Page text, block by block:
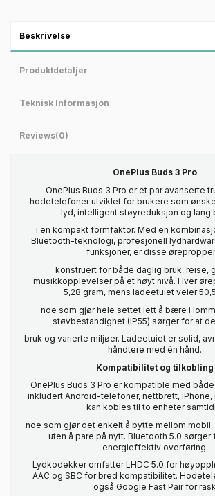
Beskrivelse
Produktdetaljer
Teknisk Informasjon
Reviews(0)
OnePlus Buds 3 Pro
OnePlus Buds 3 Pro er et par avanserte
hodetelefoner utviklet for brukere som
lyd, intelligent støyreduksjon og lang
i en kompakt formfaktor. Med en
Bluetooth-teknologi, profesjonell
funksjoner, er disse
konstruert for både daglig bruk, reise,
musikkopplevelser på et høyt nivå. Hver
5,28 gram, mens ladeetuiet veier
noe som gjør hele settet lett å bære i
støvbestandighet (IP55) sørger for at
bruk og varierte miljøer. Ladeetuiet er solid,
håndtere med én hånd.
Kompatibilitet og tilkobling
OnePlus Buds 3 Pro er kompatible med
inkludert Android-telefoner, nettbrett, iPhone,
kan kobles til to enheter
noe som gjør det enkelt å bytte mellom mobil,
uten å pare på nytt. Bluetooth 5.0 sørger
energieffektiv overføring.
Lydkodekker omfatter LHDC 5.0 for
AAC og SBC for bred kompatibilitet.
også Google Fast Pair for rask